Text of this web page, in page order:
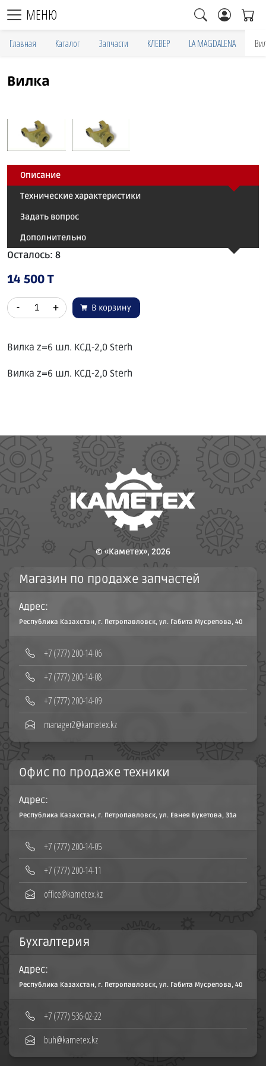
МЕНЮ
Главная Каталог Запчасти КЛЕВЕР LA MAGDALENA
Вилка
Описание
Технические характеристики
Задать вопрос
Дополнительно
Осталось: 8
14 500 T
- + В корзину
Вилка z=6 шл. КСД-2,0 Sterh
Вилка z=6 шл. КСД-2,0 Sterh
© «Каметех», 2026
Магазин по продаже запчастей
Адрес:
Республика Казахстан, г. Петропавловск, ул. Габита Мусрепова, 40
‪+7 (777) 200-14-06
+7 (777) 200-14-08‬
+7 (777) 200-14-09
manager2@kametex.kz
Офис по продаже техники
Адрес:
Республика Казахстан, г. Петропавловск, ул. Евнея Букетова, 31а
+7 (777) 200-14-05
+7 (777) 200-14-11
office@kametex.kz
Бухгалтерия
Адрес:
Республика Казахстан, г. Петропавловск, ул. Габита Мусрепова, 40
+7 (777) 536-02-22
buh@kametex.kz